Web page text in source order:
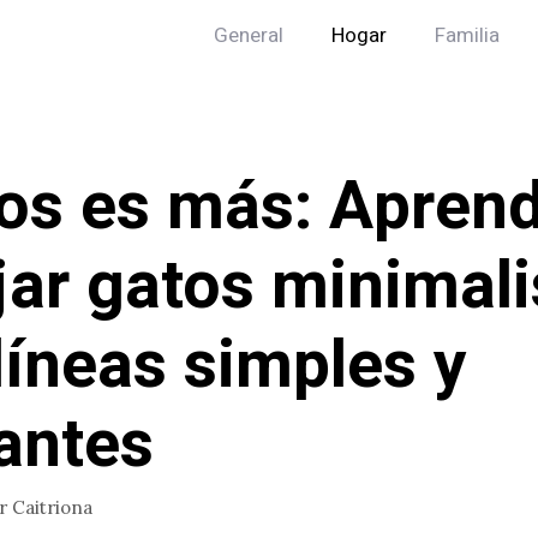
General Hogar Familia
es más:
gatos
simples y
Caitriona